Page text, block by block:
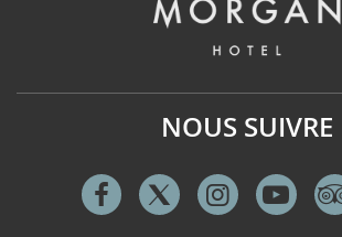
NOUS SUIVRE
Facebook
TwitterInstagram